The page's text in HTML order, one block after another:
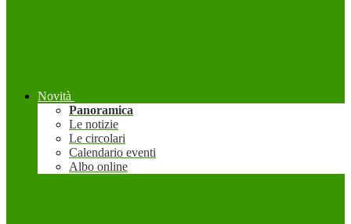
Novità
Panoramica
Le notizie
Le circolari
Calendario eventi
Albo online